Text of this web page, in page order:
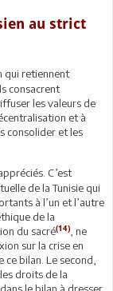
au strict
qui retiennent
consacrent
les valeurs de
et à
consolider et les
C’est
de la Tunisie qui
à l’un et l’autre
de la
du sacré(14)
, ne
sur la crise en
ce bilan. Le second,
droits de la